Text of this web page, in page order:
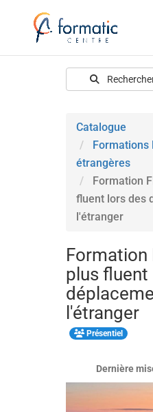
Catalogue
Formations
étrangères
Formation
fluent lors des
l'étranger
Formation
plus fluent
l'étranger
Présentiel
Dernière